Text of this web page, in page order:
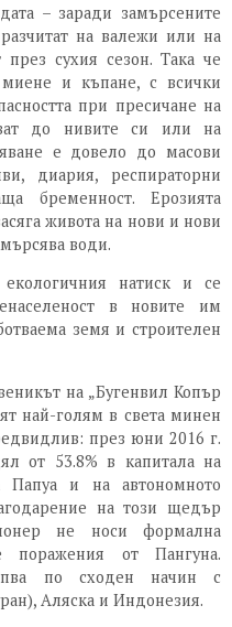
– заради замърсените
на валежи или на
през сухия сезон. Така че
и къпане, с всички
при пресичане на
до нивите си или на
е довело до масови
диария, респираторни
бременност. Ерозията
живота на нови и нови
води.
натиск и се
в новите им
земя и строителен
на „Бугенвил Копър
най-голям в света минен
през юни 2016 г.
от 53.8% в капитала на
Папуа и на автономното
на този щедър
не носи формална
поражения от Пангуна.
по сходен начин с
Аляска и Индонезия.